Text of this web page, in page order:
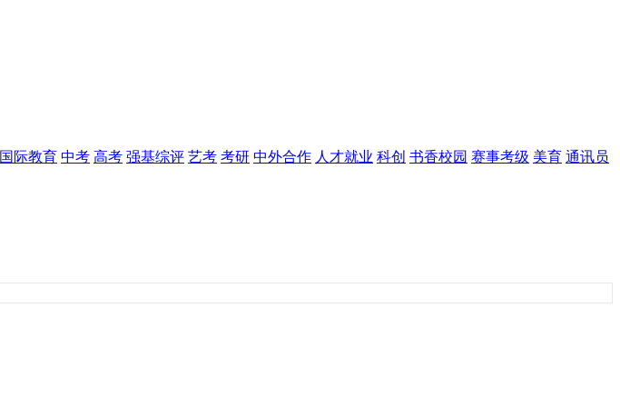
国际教育 中考 高考 强基综评 艺考 考研 中外合作 人才就业 科创 书香校园 赛事考级 美育 通讯员